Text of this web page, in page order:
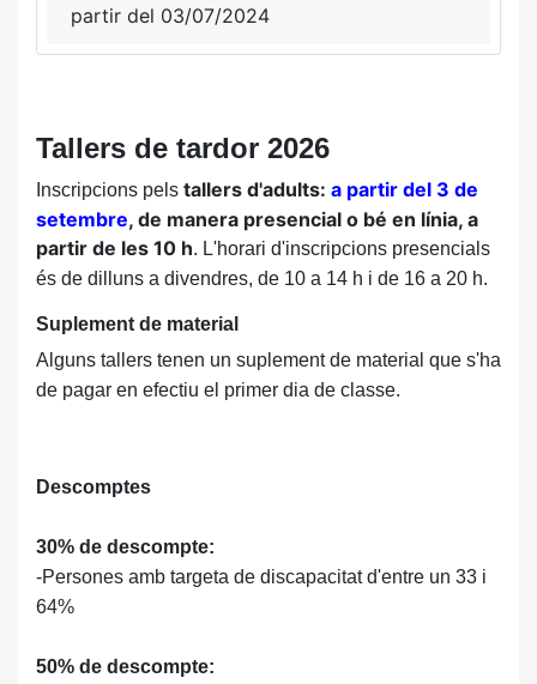
partir del 03/07/2024
Tallers de tardor 2026
Inscripcions pels tallers d'adults: a partir del 3 de
setembre, de manera presencial o bé en línia, a
partir de les 10 h. L'horari d'inscripcions presencials
és de dilluns a divendres, de 10 a 14 h i de 16 a 20 h.
Suplement de material
Alguns tallers tenen un suplement de material que s'ha
de pagar en efectiu el primer dia de classe.
Descomptes
30% de descompte:
-Persones amb targeta de discapacitat d'entre un 33 i
64%
50% de descompte: